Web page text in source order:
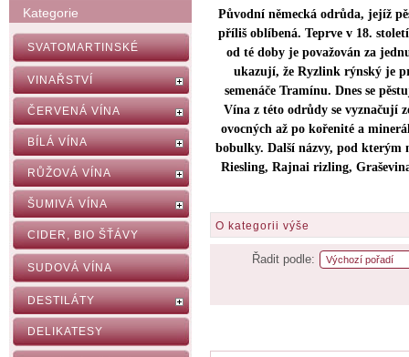
Původní německá odrůda, jejíž
příliš oblíbená. Teprve v 18.
od té doby je považován za
ukazují, že Ryzlink rýnský je
semenáče Tramínu. Dnes se
Vína z této odrůdy se vyznačují
ovocných až po kořenité a
bobulky. Další názvy, pod
Riesling, Rajnai rizling,
O kategorii výše
Řadit podle:
Kategorie
SVATOMARTINSKÉ
VINAŘSTVÍ
ČERVENÁ VÍNA
BÍLÁ VÍNA
RŮŽOVÁ VÍNA
ŠUMIVÁ VÍNA
CIDER, BIO ŠŤÁVY
SUDOVÁ VÍNA
DESTILÁTY
DELIKATESY